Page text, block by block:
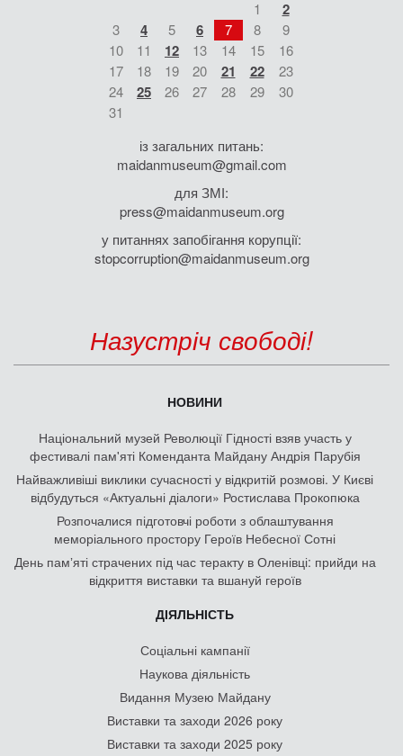
1 2
3 4 5 6 7 8
9
10
11 12 13 14 15
16
17
18 19 20 21 22
23
24
25 26 27 28 29
30
31
із загальних питань:
maidanmuseum@gmail.com
для ЗМІ:
press@maidanmuseum.org
у питаннях запобігання корупції:
stopcorruption@maidanmuseum.org
Назустріч свободі!
НОВИНИ
Національний музей Революції Гідності взяв участь у
фестивалі пам'яті Коменданта Майдану Андрія Парубія
Найважливіші виклики сучасності у відкритій розмові. У Києві
відбудуться «Актуальні діалоги» Ростислава Прокопюка
Розпочалися підготовчі роботи з облаштування
меморіального простору Героїв Небесної Сотні
День памʼяті страчених під час теракту в Оленівці: прийди на
відкриття виставки та вшануй героїв
ДІЯЛЬНІСТЬ
Соціальні кампанії
Наукова діяльність
Видання Музею Майдану
Виставки та заходи 2026 року
Виставки та заходи 2025 року